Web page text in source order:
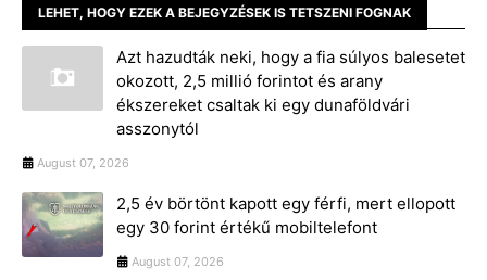
LEHET, HOGY EZEK A BEJEGYZÉSEK IS TETSZENI FOGNAK
Azt hazudták neki, hogy a fia súlyos balesetet
okozott, 2,5 millió forintot és arany
ékszereket csaltak ki egy dunaföldvári
asszonytól
August 07, 2026
2,5 év börtönt kapott egy férfi, mert ellopott
egy 30 forint értékű mobiltelefont
August 07, 2026